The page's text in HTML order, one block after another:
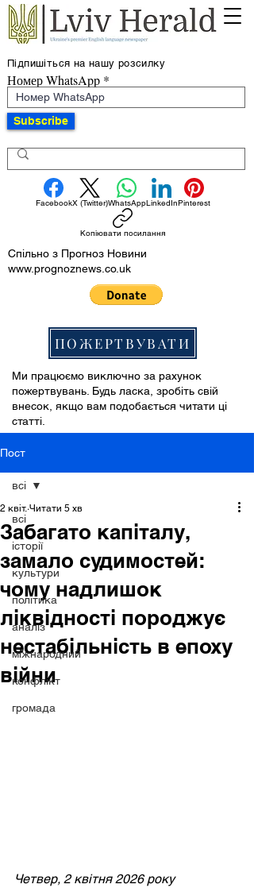
Підпишіться на нашу розсилку
Номер WhatsApp
Subscribe
FacebookX (Twitter)WhatsAppLinkedInPinterest
Копіювати посилання
Спільно з Прогноз Новини
www.prognoznews.co.uk
ПОЖЕРТВУВАТИ
Ми працюємо виключно за рахунок
пожертвувань. Будь ласка, зробіть свій
внесок, якщо вам подобається читати ці
статті.
Пост
всі
історії
культури
політика
аналіз
міжнародний
конфлікт
громада
всі
Забагато капіталу,
замало судимостей:
чому надлишок
ліквідності породжує
нестабільність в епоху
війни
2 квіт. Читати 5 хв
Четвер, 2 квітня 2026 року